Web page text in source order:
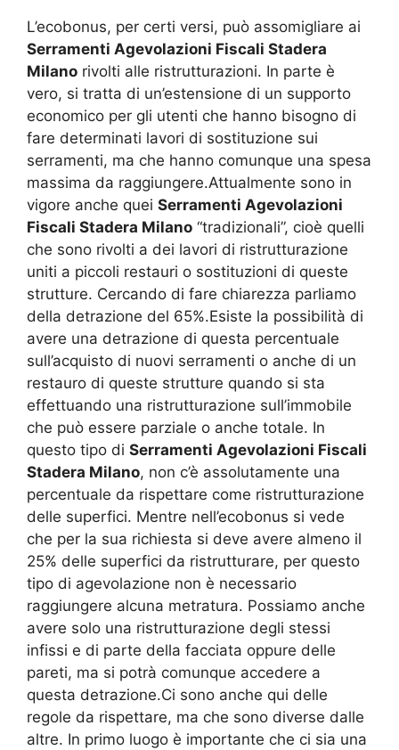
L’ecobonus, per certi versi, può assomigliare ai
Serramenti Agevolazioni Fiscali Stadera
Milano rivolti alle ristrutturazioni. In parte è
vero, si tratta di un’estensione di un supporto
economico per gli utenti che hanno bisogno di
fare determinati lavori di sostituzione sui
serramenti, ma che hanno comunque una spesa
massima da raggiungere.Attualmente sono in
vigore anche quei Serramenti Agevolazioni
Fiscali Stadera Milano “tradizionali”, cioè quelli
che sono rivolti a dei lavori di ristrutturazione
uniti a piccoli restauri o sostituzioni di queste
strutture. Cercando di fare chiarezza parliamo
della detrazione del 65%.Esiste la possibilità di
avere una detrazione di questa percentuale
sull’acquisto di nuovi serramenti o anche di un
restauro di queste strutture quando si sta
effettuando una ristrutturazione sull’immobile
che può essere parziale o anche totale. In
questo tipo di Serramenti Agevolazioni Fiscali
Stadera Milano, non c’è assolutamente una
percentuale da rispettare come ristrutturazione
delle superfici. Mentre nell’ecobonus si vede
che per la sua richiesta si deve avere almeno il
25% delle superfici da ristrutturare, per questo
tipo di agevolazione non è necessario
raggiungere alcuna metratura. Possiamo anche
avere solo una ristrutturazione degli stessi
infissi e di parte della facciata oppure delle
pareti, ma si potrà comunque accedere a
questa detrazione.Ci sono anche qui delle
regole da rispettare, ma che sono diverse dalle
altre. In primo luogo è importante che ci sia una